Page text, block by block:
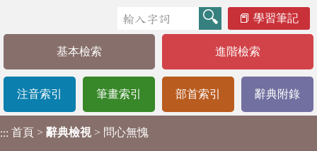
學習筆記
基本檢索 進階檢索
注音索引 筆畫索引 部首索引 辭典附錄
::: 首頁 > 辭典檢視 > 問心無愧